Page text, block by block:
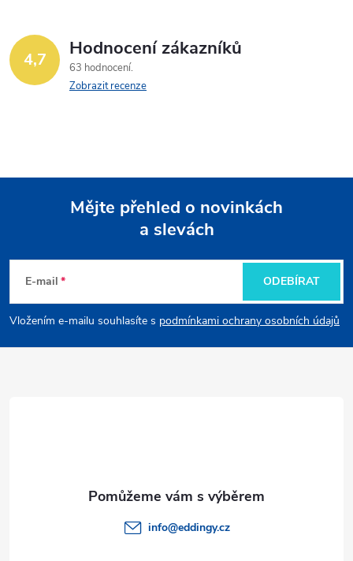
4,7 Hodnocení zákazníků
63 hodnocení
Zobrazit recenze
p
a
Mějte přehled o novinkách
a slevách
E-mail
Vložením e-mailu souhlasíte s podmínkami ochrany osobních údajů
ODEBÍRAT
info@eddingy.cz